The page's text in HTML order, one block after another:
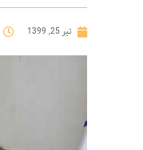
تیر 25, 1399